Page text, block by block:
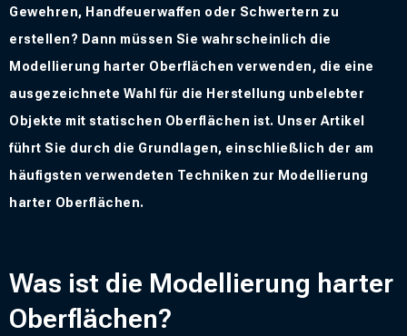
Gewehren, Handfeuerwaffen oder Schwertern zu
erstellen? Dann müssen Sie wahrscheinlich die
Modellierung harter Oberflächen verwenden, die eine
ausgezeichnete Wahl für die Herstellung unbelebter
Objekte mit statischen Oberflächen ist. Unser Artikel
führt Sie durch die Grundlagen, einschließlich der am
häufigsten verwendeten Techniken zur Modellierung
harter Oberflächen.
Was ist die Modellierung harter
Oberflächen?